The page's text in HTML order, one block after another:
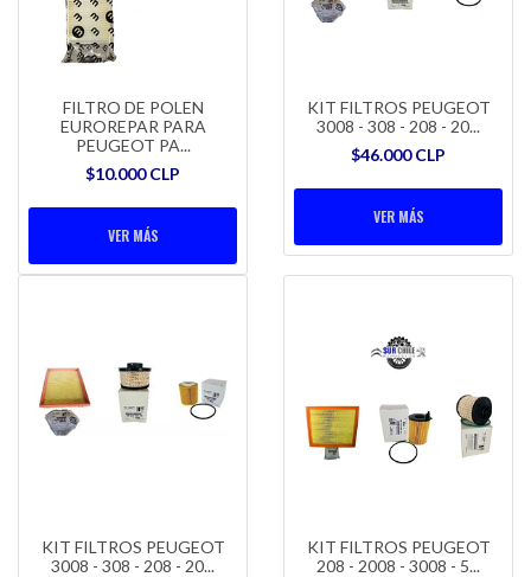
FILTRO DE POLEN
EUROREPAR PARA
PEUGEOT PA...
$10.000 CLP
VER MÁS
KIT FILTROS PEUGEOT
3008 - 308 - 208 - 20...
$46.000 CLP
VER MÁS
KIT FILTROS PEUGEOT
3008 - 308 - 208 - 20...
KIT FILTROS PEUGEOT
208 - 2008 - 3008 - 5...